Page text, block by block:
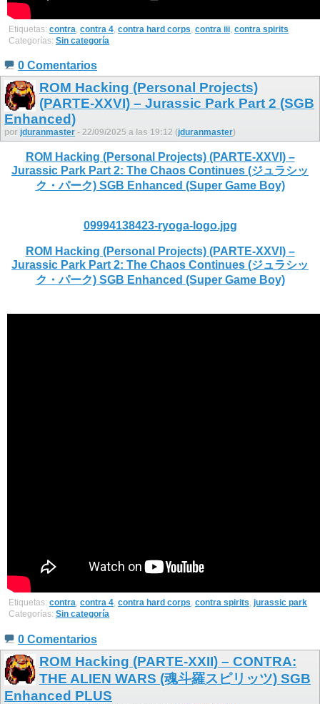
Etiquetas: contra contra 4 contra hard corps contra iii contra spirits
Categorías: Sin categoría
0 Comentarios
ROM Hacking (Personal Projects)
(PARTE-XXVI) – Jurassic Park Part 2 (SGB
Enhanced)
por jduranmaster - 22/09/2025 a las 19:12 (jduranmaster)
ROM Hacking (Personal Projects) (PARTE-XXVI) –
Jurassic Park Part 2: The Chaos Continues (ジュラシッ
ク・パーク) SGB Enhanced (Super Game Boy)
09994138423-ryoga-logo.jpg
ROM Hacking (Personal Projects) (PARTE-XXVI) –
Jurassic Park Part 2: The Chaos Continues (ジュラシッ
ク・パーク) SGB Enhanced (Super Game Boy)
Etiquetas: contra, contra 4, contra hard corps, contra spirits, jurassic park
Categorías: Sin categoría
0 Comentarios
ROM Hacking (PARTE-XXII) – CONTRA:
THE ALIEN WARS (魂斗羅スピリッツ) SGB
Enhanced PLUS